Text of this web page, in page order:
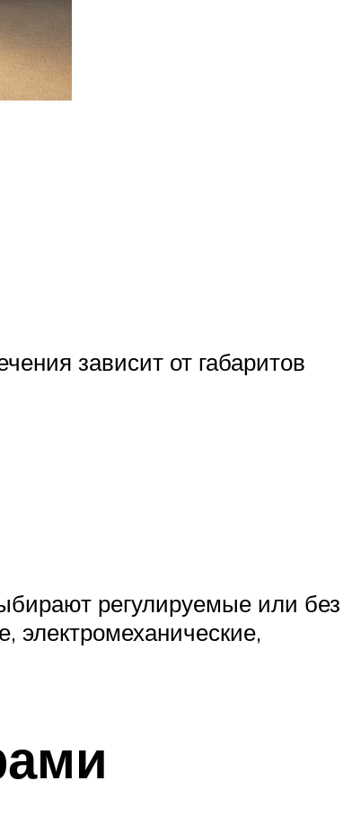
зависит от габаритов
регулируемые или без
электромеханические,